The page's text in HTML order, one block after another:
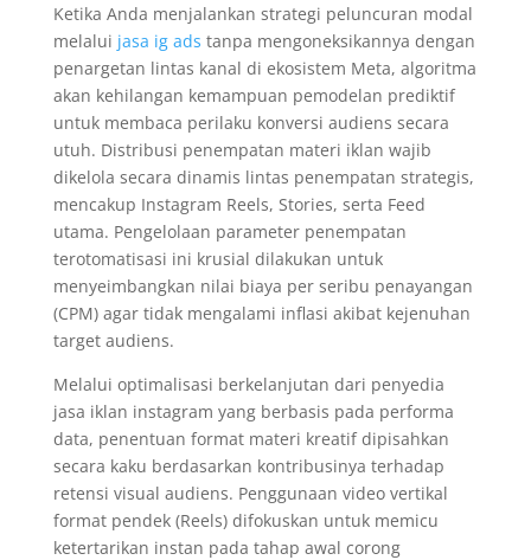
Ketika Anda menjalankan strategi peluncuran modal
melalui jasa ig ads tanpa mengoneksikannya dengan
penargetan lintas kanal di ekosistem Meta, algoritma
akan kehilangan kemampuan pemodelan prediktif
untuk membaca perilaku konversi audiens secara
utuh. Distribusi penempatan materi iklan wajib
dikelola secara dinamis lintas penempatan strategis,
mencakup Instagram Reels, Stories, serta Feed
utama. Pengelolaan parameter penempatan
terotomatisasi ini krusial dilakukan untuk
menyeimbangkan nilai biaya per seribu penayangan
(CPM) agar tidak mengalami inflasi akibat kejenuhan
target audiens.
Melalui optimalisasi berkelanjutan dari penyedia
jasa iklan instagram yang berbasis pada performa
data, penentuan format materi kreatif dipisahkan
secara kaku berdasarkan kontribusinya terhadap
retensi visual audiens. Penggunaan video vertikal
format pendek (Reels) difokuskan untuk memicu
ketertarikan instan pada tahap awal corong